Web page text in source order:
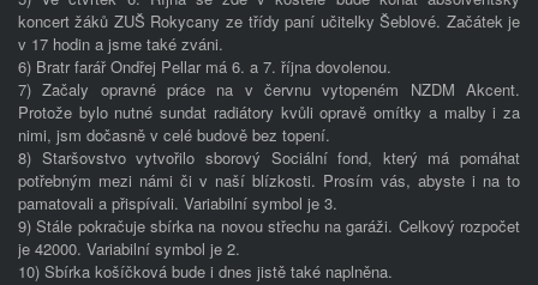
koncert žáků ZUŠ Rokycany ze třídy paní učitelky Šeblové. Začátek je
v 17 hodin a jsme také zváni.
6) Bratr farář Ondřej Pellar má 6. a 7. října dovolenou.
7) Začaly opravné práce na v červnu vytopeném NZDM Akcent.
Protože bylo nutné sundat radiátory kvůli opravě omítky a malby i za
nimi, jsm dočasně v celé budově bez topení.
8) Staršovstvo vytvořilo sborový Sociální fond, který má pomáhat
potřebným mezi námi či v naší blízkosti. Prosím vás, abyste i na to
pamatovali a přispívali. Variabilní symbol je 3.
9) Stále pokračuje sbírka na novou střechu na garáži. Celkový rozpočet
je 42000. Variabilní symbol je 2.
10) Sbírka košíčková bude i dnes jistě také naplněna.